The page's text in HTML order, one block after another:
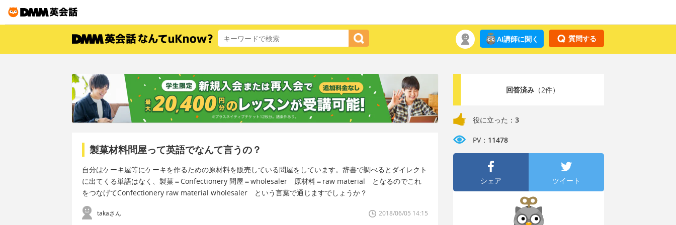
質問する
AI講師に聞く
製菓材料問屋って英語でなんて言うの？
自分はケーキ屋等にケーキを作るための原材料を販売している問屋をしています。辞書で調べるとダイレクト
に出てくる単語はなく、製菓＝Confectionery 問屋＝wholesaler 原材料＝raw material となるのでこれ
をつなげてConfectionery raw material wholesaler という言葉で通じますでしょうか？
takaさん 2018/06/05 14:15
回答済み（2件）
役に立った： 3
PV： 11478
シェア ツイート